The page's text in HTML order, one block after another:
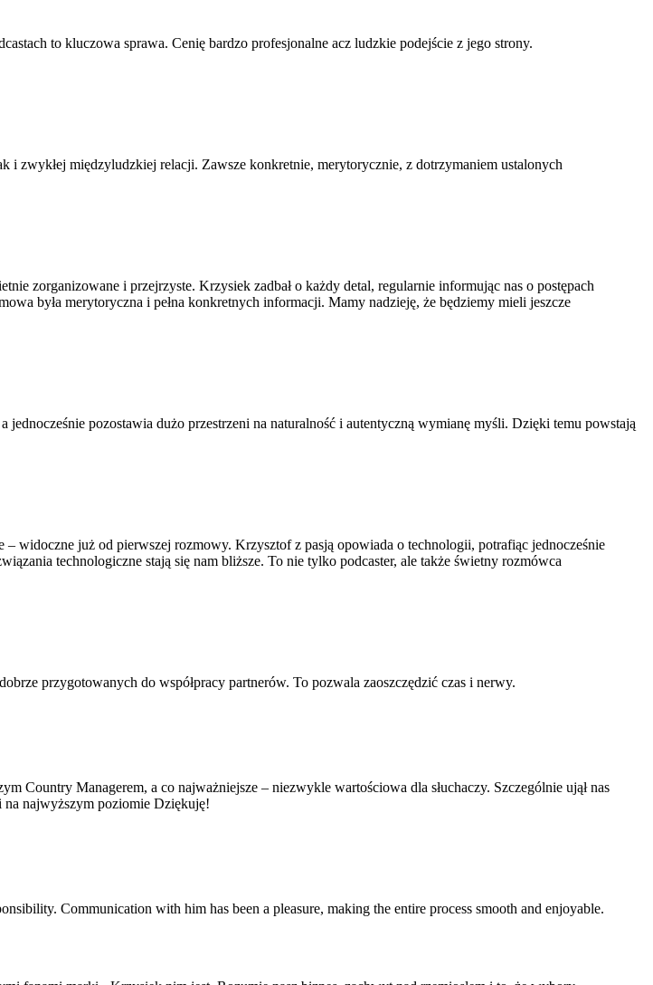
to kluczowa sprawa. Cenię bardzo profesjonalne acz ludzkie podejście z jego strony.
i zwykłej międzyludzkiej relacji. Zawsze konkretnie, merytorycznie, z dotrzymaniem ustalonych
zorganizowane i przejrzyste. Krzysiek zadbał o każdy detal, regularnie informując nas o postępach
była merytoryczna i pełna konkretnych informacji. Mamy nadzieję, że będziemy mieli jeszcze
pozostawia dużo przestrzeni na naturalność i autentyczną wymianę myśli. Dzięki temu powstają
widoczne już od pierwszej rozmowy. Krzysztof z pasją opowiada o technologii, potrafiąc jednocześnie
technologiczne stają się nam bliższe. To nie tylko podcaster, ale także świetny rozmówca
przygotowanych do współpracy partnerów. To pozwala zaoszczędzić czas i nerwy.
Country Managerem, a co najważniejsze – niezwykle wartościowa dla słuchaczy. Szczególnie ujął nas
na najwyższym poziomie Dziękuję!
Communication with him has been a pleasure, making the entire process smooth and enjoyable.